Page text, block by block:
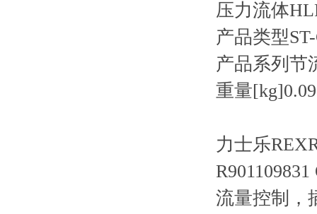
压力流体
产品类型
产品系列节
重量[kg]0.09
力士乐
流量控制，